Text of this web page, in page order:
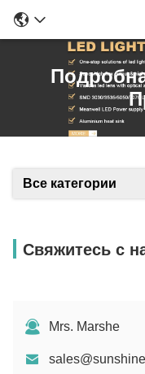
Все категории
Свяжитесь с
Mrs. Marshe